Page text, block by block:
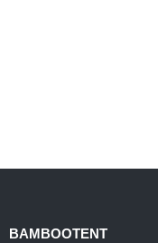
BAMBOOTENT